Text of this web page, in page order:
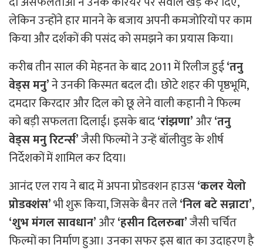
लेकिन उन्होंने हार मानने के बजाय अपनी कमजोरियों पर काम
किया और दर्शकों की पसंद को समझने का प्रयास किया।
करीब तीन साल की मेहनत के बाद 2011 में रिलीज हुई‘तनु
वेड्स मनु’ने उनकी किस्मत बदल दी। छोटे शहर की पृष्ठभूमि,
दमदार किरदार और दिल को छू लेने वाली कहानी ने फिल्म
को बड़ी सफलता दिलाई। इसके बाद‘रांझणा’और‘तनु
वेड्स मनु रिटर्न्स’जैसी फिल्मों ने उन्हें बॉलीवुड के शीर्ष
निर्देशकों में शामिल कर दिया।
आनंद एल राय ने बाद में अपना प्रोडक्शन हाउस‘कलर येलो
प्रोडक्शंस’भी शुरू किया, जिसके बैनर तले‘निल बटे सन्नाटा’,
‘शुभ मंगल सावधान’और‘हसीन दिलरुबा’जैसी चर्चित
फिल्मों का निर्माण हुआ। उनका सफर इस बात का उदाहरण है